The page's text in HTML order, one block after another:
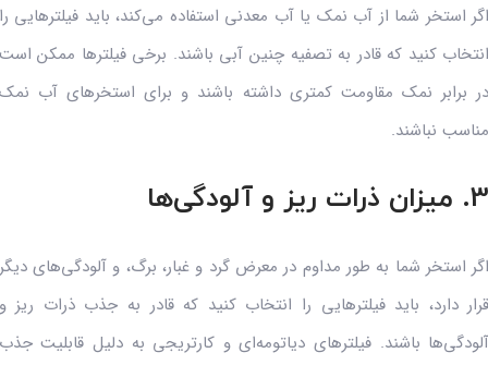
استخر شما از آب نمک یا آب معدنی استفاده می‌کند، باید فیلترهایی
کنید که قادر به تصفیه چنین آبی باشند. برخی فیلترها ممکن
برابر نمک مقاومت کمتری داشته باشند و برای استخرهای آب
نباشند.
ریز و آلودگی‌ها
استخر شما به طور مداوم در معرض گرد و غبار، برگ، و آلودگی‌های
دارد، باید فیلترهایی را انتخاب کنید که قادر به جذب ذرات ریز
باشند. فیلترهای دیاتومه‌ای و کارتریجی به دلیل قابلیت